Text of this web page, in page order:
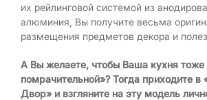
их рейлинговой системой из
алюминия, Вы получите весьма
размещения предметов декора и
А Вы желаете, чтобы Ваша кухня
помрачительной»? Тогда приходите в
Двор» и взгляните на эту модель